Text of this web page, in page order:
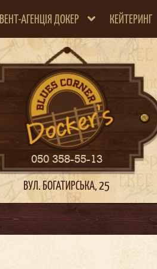
ІВЕНТ-АГЕНЦІЯ ДОКЕР КЕЙТЕРИНГ
050 358-55-13
ВУЛ. БОГАТИРСЬКА, 25